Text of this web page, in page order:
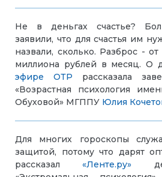
Не в деньгах счастье?
заявили, что для счастья им
назвали, сколько. Разброс -
миллиона рублей в месяц. О
эфире ОТР рассказала
«Возрастная психология
Обуховой» МГППУ Юлия
Для многих гороскопы
защитой, потому что дарят
рассказал«Ленте.ру»